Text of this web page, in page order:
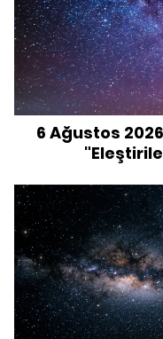
6 Ağustos